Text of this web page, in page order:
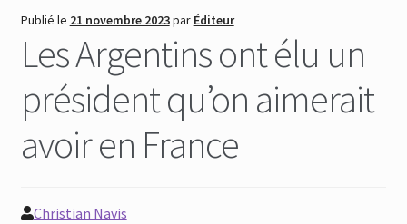
Auteurs
Actualités
Contact
Commande
Publié le 21 novembre 2023par Éditeur
Les Argentins ont élu un
président qu’on aimerait
avoir en France
Christian Navis